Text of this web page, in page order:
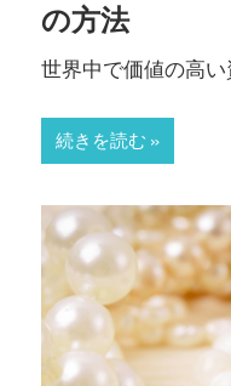
ま
す。
の方法
世界中で価値の高
続きを読む